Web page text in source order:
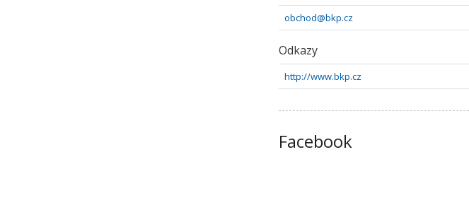
obchod@bkp.cz
Odkazy
http://www.bkp.cz
Facebook